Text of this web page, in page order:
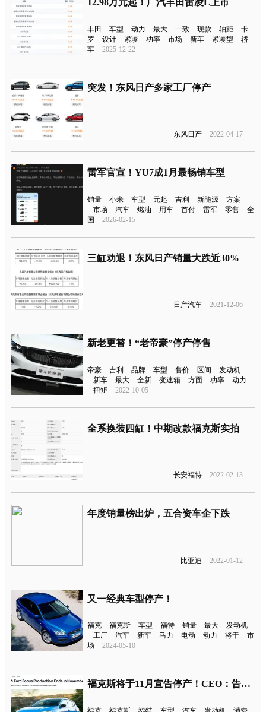
12.98万元起！广汽丰田雷凌L上市
丰田 车型 动力 最大 一致 现款 轴距
卡
罗
设计 紧凑 功率 市场 新车 紧凑型
轿
车
2025-12-22
突发！东风日产多家工厂停产
东风日产 2022-04-17
雷军官宣！YU7成1月最畅销车型
销量 小米 车型 元起 吉利 新能源
方案
市场
汽车 燃油 用车 首付 雷军 零售
全
国
2026-02-15
三缸劝退！东风日产销量大跌近30%
日产汽车 2021-12-06
新老更替！“老帝豪”停产停售
帝豪 吉利 品牌 车型 售价 区间
发动机
新车
最大 全新 变速箱 方面 功率
动力
扭矩
2022-10-05
全系换装四缸！中期改款福克斯实拍
长安福特 2022-02-13
年度销量榜出炉，五合资车企下跌
比亚迪 2022-01-12
又一经典车型停产！
福克 福克斯 车型 福特 销量 最大
发动机
工厂
汽车 新车 马力 电动 动力 将于
市
场
2024-05-10
福克斯将于11月宣告停产！CEO：告别“无聊”车型